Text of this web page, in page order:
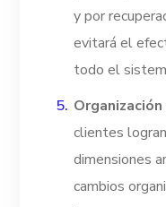
y por
evitará el
todo el
clientes
dimensiones
cambios